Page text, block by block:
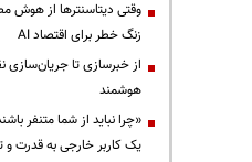
وقتی دیتاسنترها از هوش
زنگ خطر برای اقتصاد AI
از خبرسازی تا جریان‌سازی
هوشمند
«چرا نباید از شما متنفر
یک کاربر خارجی به قدرت و